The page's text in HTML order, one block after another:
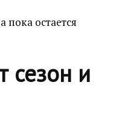
пока остается
сезон и